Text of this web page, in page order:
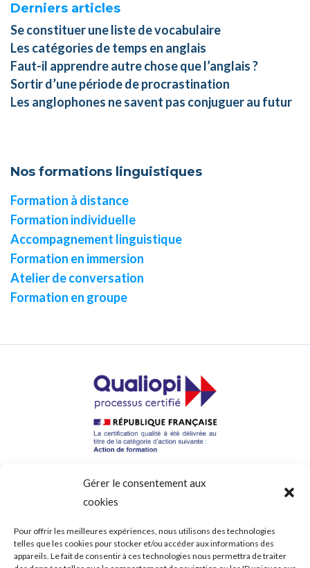
Gérer le consentement aux
cookies
Pour offrir les meilleures expériences, nous utilisons des technologies
telles que les cookies pour stocker et/ou accéder aux informations des
appareils. Le fait de consentir à ces technologies nous permettra de traiter
Derniers articles
Se constituer une liste de vocabulaire
Les catégories de temps en anglais
Faut-il apprendre autre chose que l’anglais ?
Sortir d’une période de procrastination
Les anglophones ne savent pas conjuguer au futur
Nos formations linguistiques
Formation à distance
Formation individuelle
Accompagnement linguistique
Formation en immersion
Atelier de conversation
Formation en groupe
Formad, centre de formation linguistique à Tours
4, La Duquerie
37390 Chanceaux sur Choisille France